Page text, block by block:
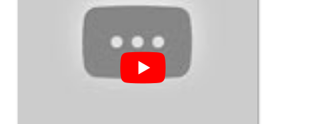
IMPORTANTES DE PROVADOR
CORTINAQuem quer achar provador cortina
em uma empresa altamente qualificada, se
depara com a Luci Comércio.
Disponibilizando para os clientes manequins